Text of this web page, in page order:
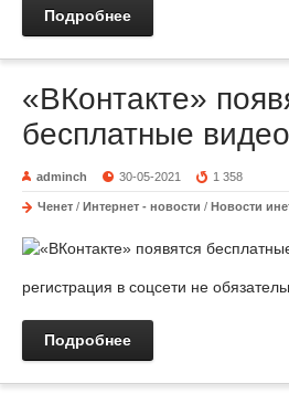
Подробнее
«ВКонтакте»
бесплатные
adminch 30-05-2021 1 358
Ченет / Интернет - новости / Новости
регистрация в соцсети не
Подробнее